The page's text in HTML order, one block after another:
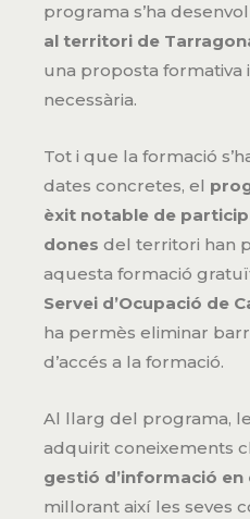
programa s’ha
al territori de
una proposta formativa
necessària.
Tot i que la formació
dates concretes, el
èxit notable de
dones del territori han
aquesta formació
Servei d’Ocupació de
ha permès eliminar
d’accés a la formació.
Al llarg del programa,
adquirit coneixements
gestió d’informació
millorant així les seves